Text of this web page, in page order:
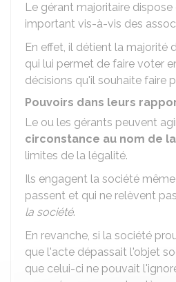
Le gérant majoritaire
important vis-à-vis des
En effet, il détient la majorité
qui lui permet de faire voter
décisions qu'il souhaite faire
Pouvoirs dans leurs
Le ou les gérants peuvent
circonstance au nom de
limites de la légalité.
Ils engagent la société
passent et qui ne relèvent
la société.
En revanche, si la société
que l'acte dépassait l'objet
que celui-ci ne pouvait